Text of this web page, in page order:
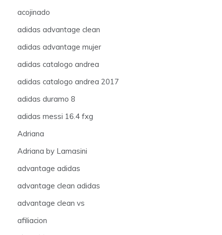
acojinado
adidas advantage clean
adidas advantage mujer
adidas catalogo andrea
adidas catalogo andrea 2017
adidas duramo 8
adidas messi 16.4 fxg
Adriana
Adriana by Lamasini
advantage adidas
advantage clean adidas
advantage clean vs
afiliacion